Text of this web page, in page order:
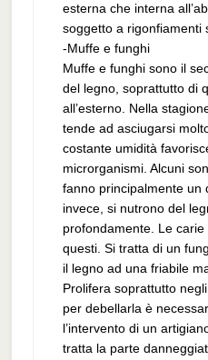
esterna che interna
soggetto a rigonfiamenti
-Muffe e funghi
Muffe e funghi sono il
del legno, soprattutto di
all’esterno. Nella
tende ad asciugarsi
costante umidità
microrganismi. Alcuni
fanno principalmente un
invece, si nutrono del
profondamente. Le
questi. Si tratta di un
il legno ad una friabile
Prolifera soprattutto
per debellarla è
l’intervento di un
tratta la parte